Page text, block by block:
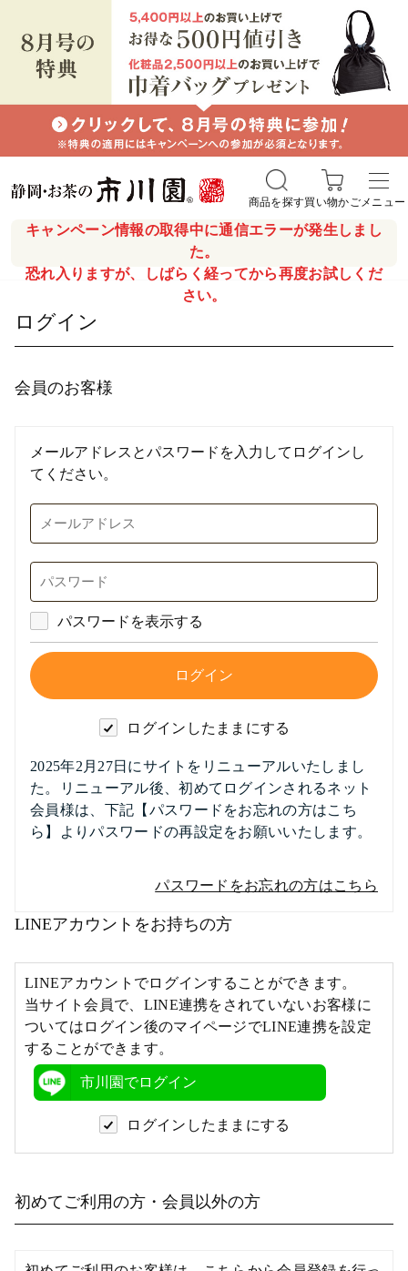
キャンペーン情報の取得中に通信エラーが発生しまし
た。
恐れ入りますが、しばらく経ってから再度お試しくだ
さい。
商品を探す買い物かごメニュー
ログイン
会員のお客様
メールアドレスとパスワードを入力してログインし
てください。
パスワードを表示する
ログインしたままにする
2025年2月27日にサイトをリニューアルいたしまし
た。リニューアル後、初めてログインされるネット
会員様は、下記【パスワードをお忘れの方はこち
ら】よりパスワードの再設定をお願いいたします。
パスワードをお忘れの方はこちら
LINEアカウントをお持ちの方
LINEアカウントでログインすることができます。
当サイト会員で、LINE連携をされていないお客様に
ついてはログイン後のマイページでLINE連携を設定
することができます。
市川園でログイン
ログインしたままにする
初めてご利用の方・会員以外の方